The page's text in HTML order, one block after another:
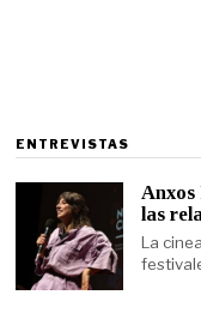
ENTREVISTAS
Anxos
las
La